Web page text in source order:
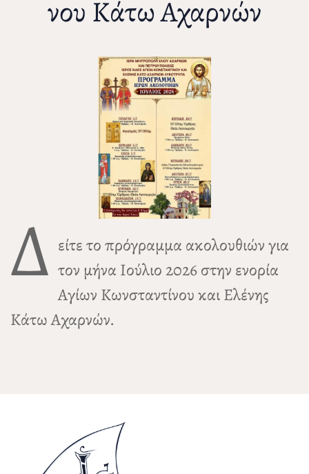
νου Κάτω Αχαρνών
Δ είτε το πρόγραμμα ακολουθιών για
τον μήνα Ιούλιο 2026 στην ενορία
Αγίων Κωνσταντίνου και Ελένης
Κάτω Αχαρνών.